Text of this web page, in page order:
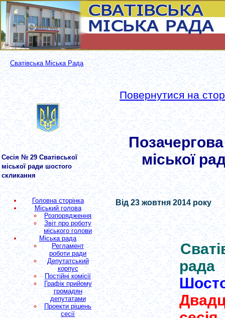
Сватівська Міська Рада
Сесія № 29 Сватівської
міської ради шостого
скликання
Головна сторінка
Міський голова
Розпорядження
Звіт про роботу
міського голови
Міська рада
Регламент
роботи ради
Депутатський
корпус
Постійні комісії
Графік прийому
громадян
депутатами
Проекти рішень
сесії
Повернутися на
міської
Від 23 жовтня 2014 року
рада